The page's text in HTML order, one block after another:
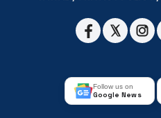
Follow us on
Google News